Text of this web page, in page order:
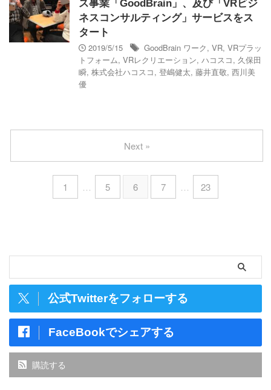
ス事業「GoodBrain」、及び「VRビジ
ネスコンサルティング」サービスをス
タート
2019/5/15
GoodBrain ワーク, VR, VRプラッ
トフォーム, VRレクリエーション, ハコスコ, 久保田
瞬, 株式会社ハコスコ, 登嶋健太, 藤井直敬, 西川美
優
1 … 5 6 7 … 23
Next »
公式Twitterをフォローする
FaceBookでシェアする
購読する